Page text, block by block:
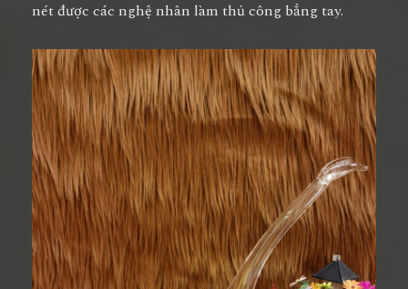
nét được các nghệ nhân làm thủ công bẳng tay.